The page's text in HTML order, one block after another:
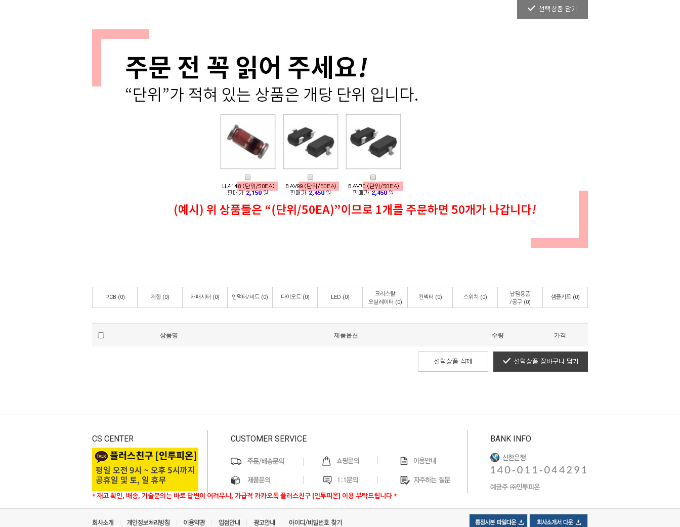
PCB (0) 저항(0) 캐패시터 (0) 인덕터/비드 (0) 다이오드(0) LED (0)
크리스탈
오실레이터 (0)
컨넥터 (0) 스위치 (0)
납땜용품
/공구 (0)
샘플키트(0)
상품명 제품옵션 수량 가격
CS CENTER
* 재고 확인, 배송, 기술문의는 바로 답변이 어려우니, 가급적 카카오톡 플러스친구 [인투피온] 이용 부탁드립니다 *
CUSTOMER SERVICE BANK INFO